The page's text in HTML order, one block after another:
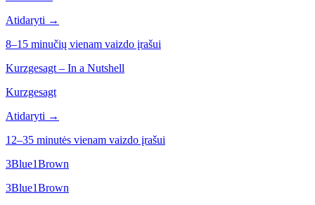
Atidaryti →
8–15 minučių vienam vaizdo įrašui
Kurzgesagt – In a Nutshell
Kurzgesagt
Atidaryti →
12–35 minutės vienam vaizdo įrašui
3Blue1Brown
3Blue1Brown